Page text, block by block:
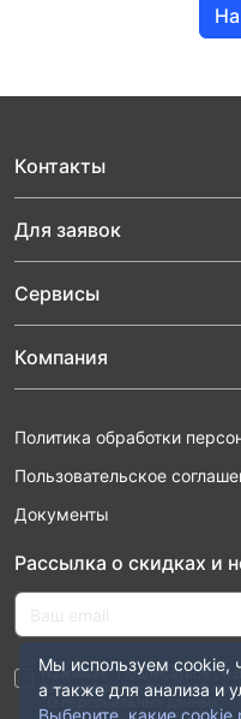
Контакты
Для заявок
Сервисы
Компания
Политика обработки
Пользовательское
Документы
Рассылка о скидках и
Нажимая “Подписаться”, я
персональных данных в
“О персональных данных”
Мы используем cookie,
а также для анализа и
Выберите, какие cookie